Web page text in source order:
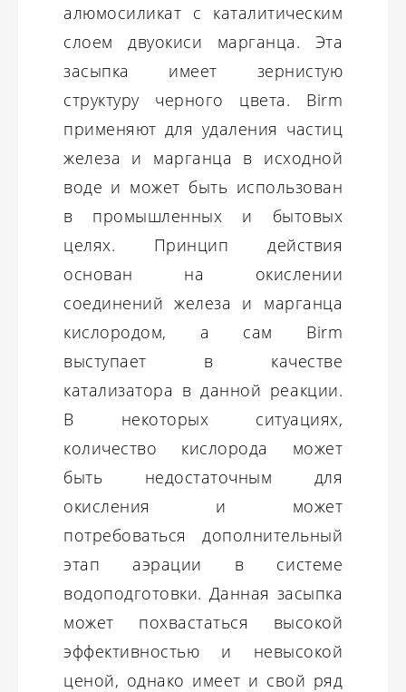
алюмосиликат с каталитическим
слоем двуокиси марганца. Эта
засыпка имеет зернистую
структуру черного цвета. Birm
применяют для удаления частиц
железа и марганца в исходной
воде и может быть использован
в промышленных и бытовых
целях. Принцип действия
основан на окислении
соединений железа и марганца
кислородом, а сам Birm
выступает в качестве
катализатора в данной реакции.
В некоторых ситуациях,
количество кислорода может
быть недостаточным для
окисления и может
потребоваться дополнительный
этап аэрации в системе
водоподготовки. Данная засыпка
может похвастаться высокой
эффективностью и невысокой
ценой, однако имеет и свой ряд